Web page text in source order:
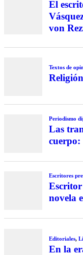
El
von
Textos de
Periodismo
Las
cuerpo:
Escritores
novela
Editoriales,
En la